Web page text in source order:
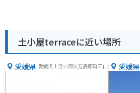
土小屋terraceに近い場所
愛媛県 愛媛県上浮穴郡久万高原町若山 愛媛県